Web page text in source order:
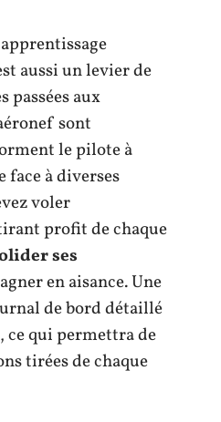
aussi un levier de
passées aux
sont
le pilote à
face à diverses
voler
profit de chaque
ses
en aisance. Une
de bord détaillé
ce qui permettra de
tirées de chaque